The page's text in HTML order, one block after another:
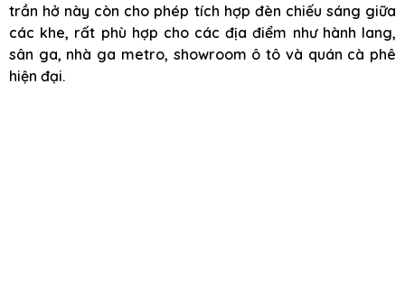
trần hở này còn cho phép tích hợp đèn chiếu sáng giữa
các khe, rất phù hợp cho các địa điểm như hành lang,
sân ga, nhà ga metro, showroom ô tô và quán cà phê
hiện đại.